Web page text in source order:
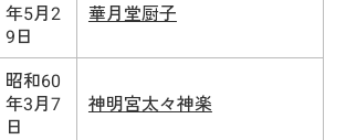
年5月2
9日
華月堂厨子
昭和60
年3月7
日
神明宮太々神楽